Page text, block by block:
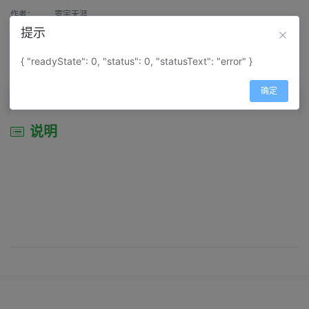
作者： 寰宇天涯
来源：
属性： 地图属性： 地图类型-景区导游图
说明
提示
{ "readyState": 0, "status": 0, "statusText": "error" }
确定